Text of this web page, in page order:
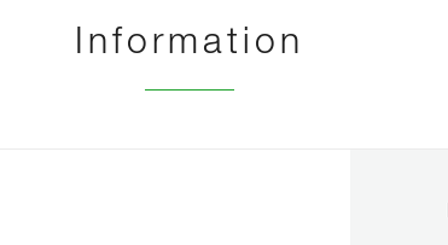
Information